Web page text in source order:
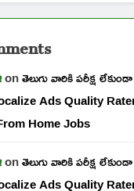
onతెలుగు వారికి పరీక్ష
Ads Quality
Home Jobs
onతెలుగు వారికి పరీక్ష
Ads Quality